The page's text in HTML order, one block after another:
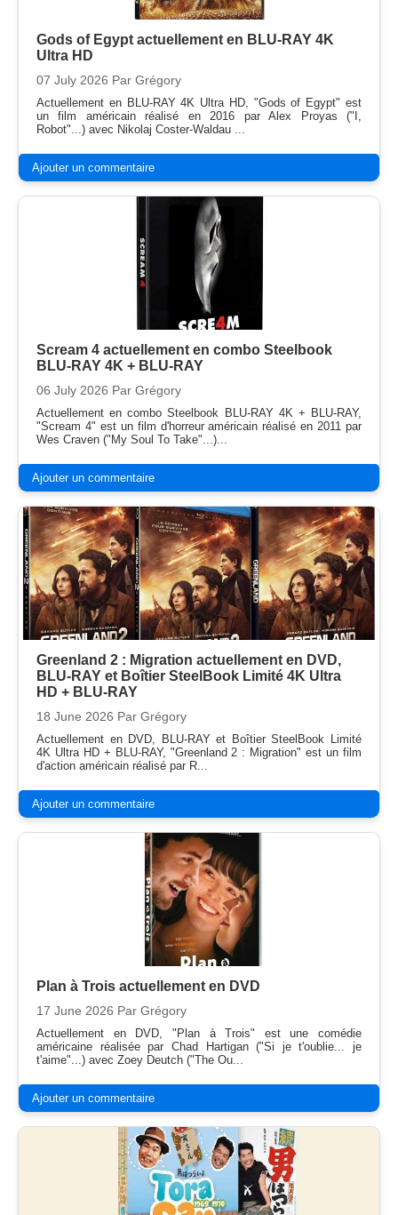
Gods of Egypt actuellement en BLU-RAY 4K
Ultra HD
07 July 2026 Par Grégory
Actuellement en BLU-RAY 4K Ultra HD, "Gods of Egypt" est
un film américain réalisé en 2016 par Alex Proyas ("I,
Robot"...) avec Nikolaj Coster-Waldau ...
Ajouter un commentaire
Scream 4 actuellement en combo Steelbook
BLU-RAY 4K + BLU-RAY
06 July 2026 Par Grégory
Actuellement en combo Steelbook BLU-RAY 4K + BLU-RAY,
"Scream 4" est un film d'horreur américain réalisé en 2011 par
Wes Craven ("My Soul To Take"...)...
Ajouter un commentaire
Greenland 2 : Migration actuellement en DVD,
BLU-RAY et Boîtier SteelBook Limité 4K Ultra
HD + BLU-RAY
18 June 2026 Par Grégory
Actuellement en DVD, BLU-RAY et Boîtier SteelBook Limité
4K Ultra HD + BLU-RAY, "Greenland 2 : Migration" est un film
d'action américain réalisé par R...
Ajouter un commentaire
Plan à Trois actuellement en DVD
17 June 2026 Par Grégory
Actuellement en DVD, "Plan à Trois" est une comédie
américaine réalisée par Chad Hartigan ("Si je t'oublie... je
t'aime"...) avec Zoey Deutch ("The Ou...
Ajouter un commentaire